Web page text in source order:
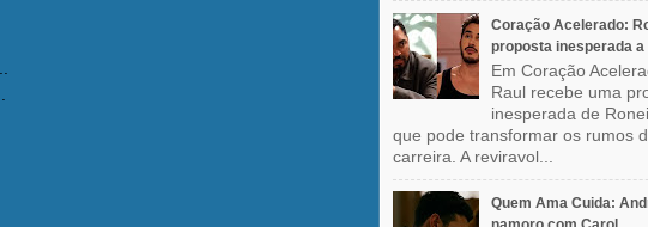
Coração Acelerado:
proposta inesperada a
Em Coração
Raul recebe uma
inesperada de
que pode transformar os rumos
carreira. A reviravol...
Quem Ama Cuida: